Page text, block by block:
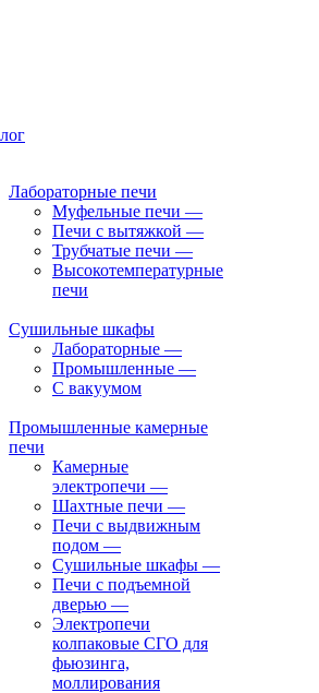
Лабораторные печи
Муфельные печи —
Печи с вытяжкой —
Трубчатые печи —
Высокотемпературные
печи
Сушильные шкафы
Лабораторные —
Промышленные —
С вакуумом
Промышленные камерные
печи
Камерные
электропечи —
Шахтные печи —
Печи с выдвижным
подом —
Сушильные шкафы —
Печи с подъемной
дверью —
Электропечи
колпаковые СГО для
фьюзинга,
моллирования